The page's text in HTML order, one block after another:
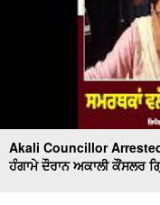
Akali Councillor
ਹੰਗਾਮੇ ਦੌਰਾਨ ਅਕਾਲੀ ਕੌਂਸਲਰ